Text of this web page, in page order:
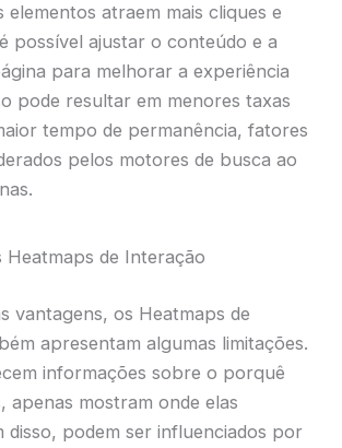
elementos atraem mais cliques e
possível ajustar o conteúdo e a
para melhorar a experiência
pode resultar em menores taxas
tempo de permanência, fatores
pelos motores de busca ao
Heatmaps de Interação
vantagens, os Heatmaps de
apresentam algumas limitações.
informações sobre o porquê
apenas mostram onde elas
disso, podem ser influenciados por